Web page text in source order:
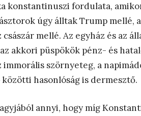
konstantinuszi fordulata,
úgy álltak Trump mellé,
mellé. Az egyház és az
akkori püspökök pénz- és
immorális szörnyeteg, a
hasonlóság is dermesztő.
annyi, hogy míg